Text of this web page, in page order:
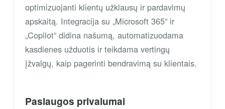
optimizuojanti klientų užklausų ir pardavimų
apskaitą. Integracija su „Microsoft 365“ ir
„Copilot“ didina našumą, automatizuodama
kasdienes užduotis ir teikdama vertingų
įžvalgų, kaip pagerinti bendravimą su klientais.
Paslaugos privalumai